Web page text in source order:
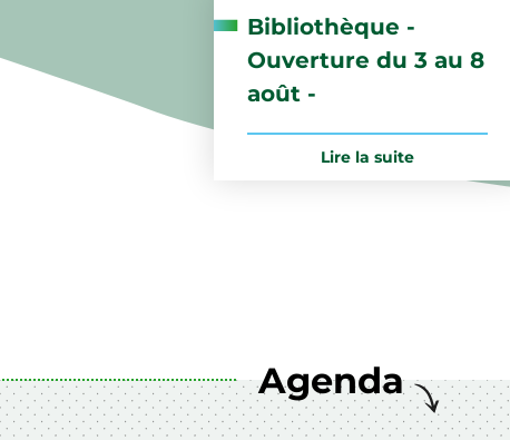
Bibliothèque -
Ouverture du 3 au 8
août -
Lire la suite
Agenda